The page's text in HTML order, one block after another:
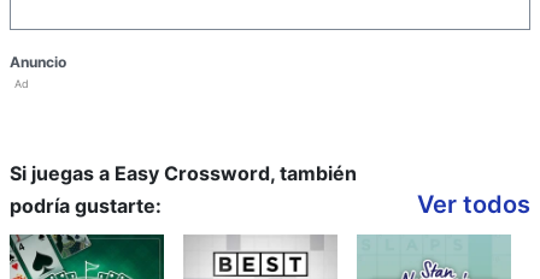
Anuncio
Ad
Si juegas a Easy Crossword, también
podría gustarte:
Ver todos